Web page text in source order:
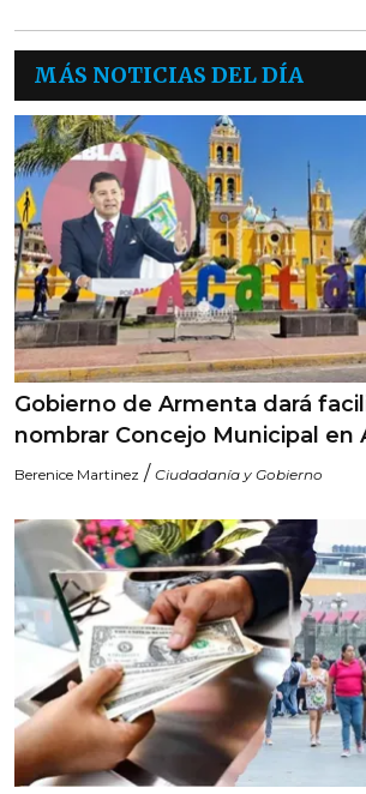
MÁS NOTICIAS DEL DÍA
Gobierno de Armenta dará
nombrar Concejo Municipal en
Berenice Martinez / Ciudadanía y Gobierno